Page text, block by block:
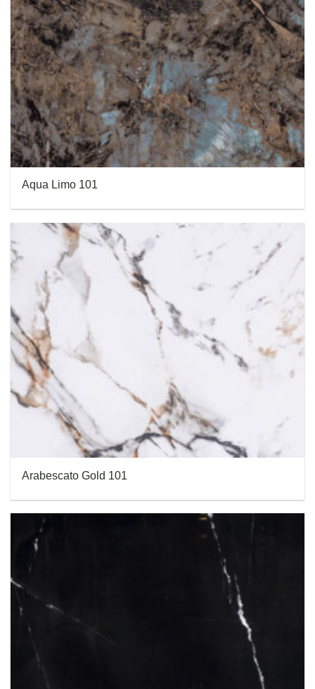
Aqua Limo 101
Arabescato Gold 101